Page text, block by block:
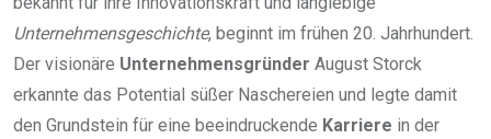
Unternehmensgeschichte, beginnt im frühen 20. Jahrhundert.
Der visionäre Unternehmensgründer August Storck
erkannte das Potential süßer Naschereien und legte damit
den Grundstein für eine beeindruckende Karriere in der